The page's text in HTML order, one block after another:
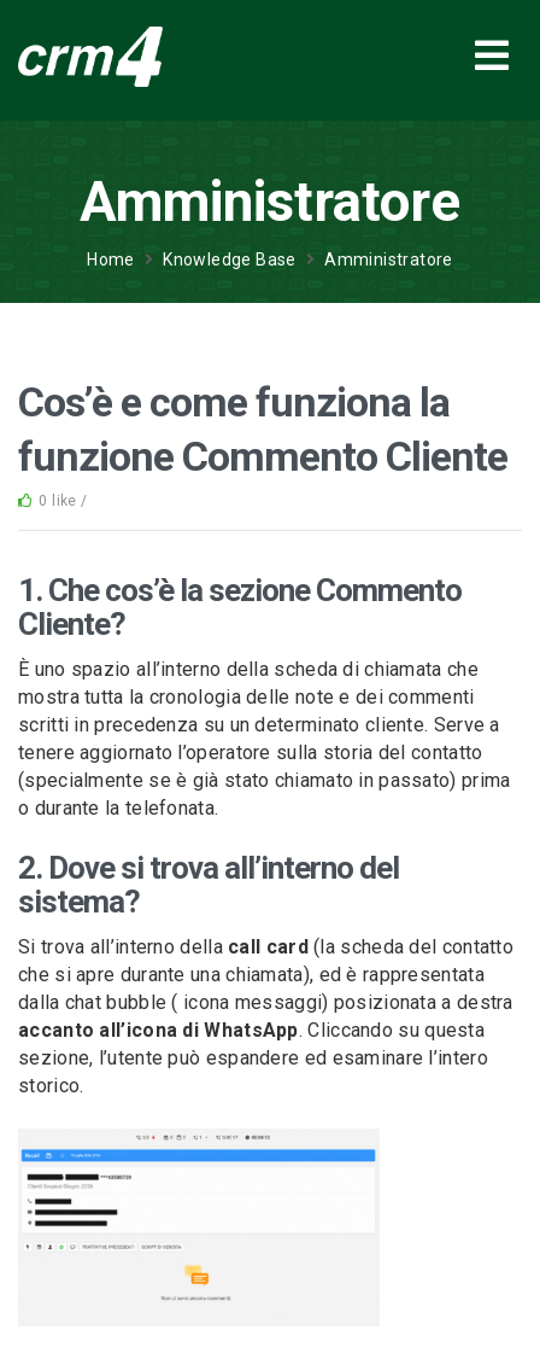
Amministratore
Home Knowledge Base Amministratore
Cos’è e come funziona la
funzione Commento Cliente
0 like /
1. Che cos’è la sezione Commento
Cliente?
È uno spazio all’interno della scheda di chiamata che
mostra tutta la cronologia delle note e dei commenti
scritti in precedenza su un determinato cliente. Serve a
tenere aggiornato l’operatore sulla storia del contatto
(specialmente se è già stato chiamato in passato) prima
o durante la telefonata.
2. Dove si trova all’interno del
sistema?
Si trova all’interno della call card(la scheda del contatto
che si apre durante una chiamata), ed è rappresentata
dalla chat bubble ( icona messaggi) posizionata a destra
accanto all’icona di WhatsApp. Cliccando su questa
sezione, l’utente può espandere ed esaminare l’intero
storico.